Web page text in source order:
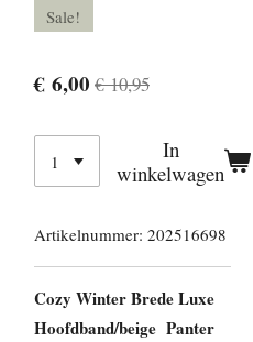
Sale!
€ 6,00 € 10,95
In
winkelwagen
Artikelnummer: 202516698
Cozy Winter Brede Luxe
Hoofdband/beige Panter